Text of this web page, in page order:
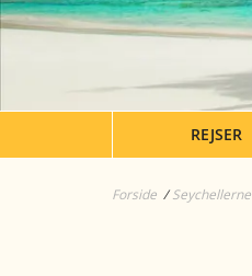
REJSER
Forside Seychellerne